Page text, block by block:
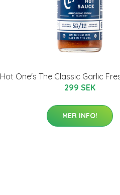
Hot One's The Classic Garlic
299 SEK
MER INFO!